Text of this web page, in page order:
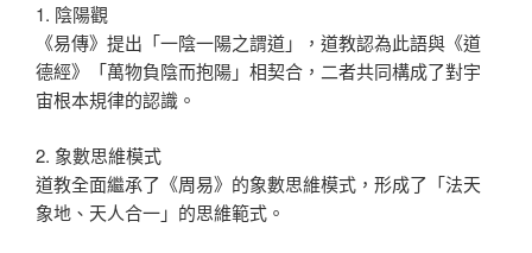
1. 陰陽觀
《易傳》提出「一陰一陽之謂道」，道教認為此語與《道
德經》「萬物負陰而抱陽」相契合，二者共同構成了對宇
宙根本規律的認識。
2. 象數思維模式
道教全面繼承了《周易》的象數思維模式，形成了「法天
象地、天人合一」的思維範式。